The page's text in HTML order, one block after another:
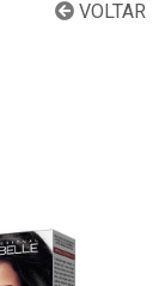
VOLTAR